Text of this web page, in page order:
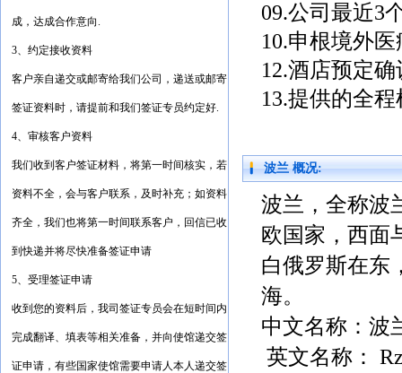
成，达成合作意向.
3、约定接收资料
客户亲自递交或邮寄给我们公司，递送或邮寄
签证资料时，请提前和我们签证专员约定好.
4、审核客户资料
我们收到客户签证材料，将第一时间核实，若
资料不全，会与客户联系，及时补充；如资料
齐全，我们也将第一时间联系客户，回信已收
到快递并将尽快准备签证申请
5、受理签证申请
收到您的资料后，我司签证专员会在短时间内
完成翻译、填表等相关准备，并向使馆递交签
证申请，有些国家使馆需要申请人本人递交签
09.公司最近3
10.申根境外
12.酒店预定
13.提供的全
波兰 概况:
波兰，全称波
欧国家，西面
白俄罗斯在东
海。
中文名称： 波
英文名称：